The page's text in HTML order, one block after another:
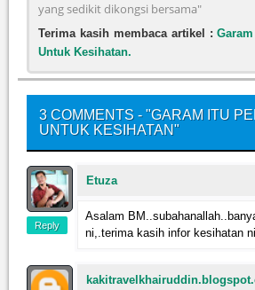
yang sedikit dikongsi bersama"
Terima kasih membaca artikel :
Untuk Kesihatan.
3 COMMENTS - "GARAM ITU
UNTUK KESIHATAN"
Reply
Etuza
Asalam
ni,.terima kasih infor kesihatan